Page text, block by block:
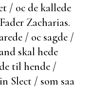
/ oc de kallede
Zacharias.
/ oc sagde /
skal hede
til hende /
Slect / som saa